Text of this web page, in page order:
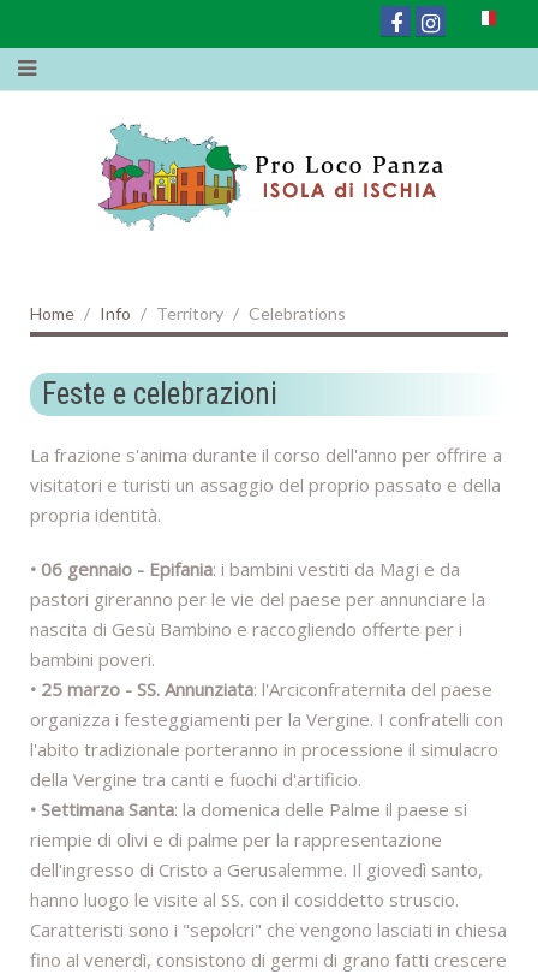
Home Info Territory Celebrations
Feste e celebrazioni
La frazione s'anima durante il corso dell'anno per offrire a
visitatori e turisti un assaggio del proprio passato e della
propria identità.
• 06 gennaio - Epifania: i bambini vestiti da Magi e da
pastori gireranno per le vie del paese per annunciare la
nascita di Gesù Bambino e raccogliendo offerte per i
bambini poveri.
• 25 marzo - SS. Annunziata: l'Arciconfraternita del paese
organizza i festeggiamenti per la Vergine. I confratelli con
l'abito tradizionale porteranno in processione il simulacro
della Vergine tra canti e fuochi d'artificio.
• Settimana Santa: la domenica delle Palme il paese si
riempie di olivi e di palme per la rappresentazione
dell'ingresso di Cristo a Gerusalemme. Il giovedì santo,
hanno luogo le visite al SS. con il cosiddetto struscio.
Caratteristi sono i "sepolcri" che vengono lasciati in chiesa
fino al venerdì, consistono di germi di grano fatti crescere